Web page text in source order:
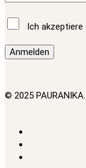
Ich akzeptiere
© 2025